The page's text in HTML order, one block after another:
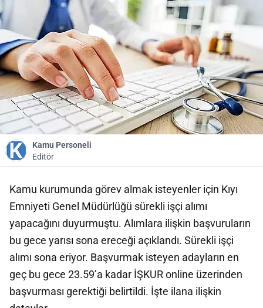
Kamu Personeli
Editör
Kamu kurumunda görev almak isteyenler için Kıyı
Emniyeti Genel Müdürlüğü sürekli işçi alımı
yapacağını duyurmuştu. Alımlara ilişkin başvuruların
bu gece yarısı sona ereceği açıklandı. Sürekli işçi
alımı sona eriyor. Başvurmak isteyen adayların en
geç bu gece 23.59’a kadar İŞKUR online üzerinden
başvurması gerektiği belirtildi. İşte ilana ilişkin